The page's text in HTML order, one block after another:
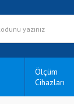
Ölçüm
Cihazları